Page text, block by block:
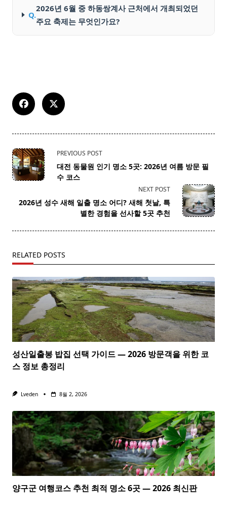
Q.
2026년 6월 중 하동쌍계사 근처에서 개최되었던
주요 축제는 무엇인가요?
<span
class="nav-
subtitle
reader-
text">Page</span>
PREVIOUS POST
대전 동물원 인기 명소 5곳: 2026년 여름 방문 필
수 코스
NEXT POST
2026년 성수 새해 일출 명소 어디? 새해 첫날, 특
별한 경험을 선사할 5곳 추천
RELATED POSTS
성산일출봉 밥집 선택 가이드 — 2026 방문객을 위한 코
스 정보 총정리
Lveden 8월 2, 2026
양구군 여행코스 추천 최적 명소 6곳 — 2026 최신판